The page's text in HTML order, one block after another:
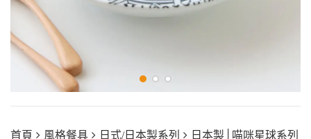
首頁 風格餐具 日式/日本製系列
日本製│喵咪星球系列